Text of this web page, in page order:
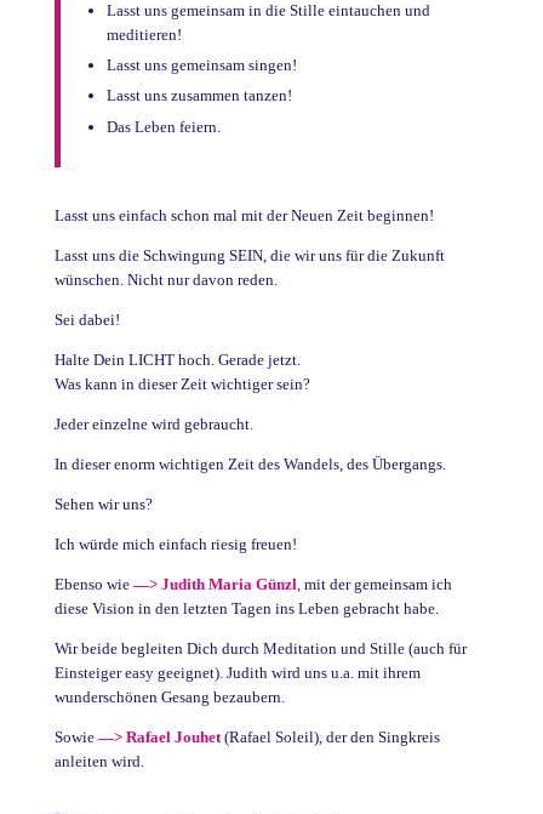
Lasst uns gemeinsam in die Stille eintauchen und
meditieren!
Lasst uns gemeinsam singen!
Lasst uns zusammen tanzen!
Das Leben feiern.
Lasst uns einfach schon mal mit der Neuen Zeit beginnen!
Lasst uns die Schwingung SEIN, die wir uns für die Zukunft
wünschen. Nicht nur davon reden.
Sei dabei!
Halte Dein LICHT hoch. Gerade jetzt.
Was kann in dieser Zeit wichtiger sein?
Jeder einzelne wird gebraucht.
In dieser enorm wichtigen Zeit des Wandels, des Übergangs.
Sehen wir uns?
Ich würde mich einfach riesig freuen!
Ebenso wie —> Judith Maria Günzl , mit der gemeinsam ich
diese Vision in den letzten Tagen ins Leben gebracht habe.
Wir beide begleiten Dich durch Meditation und Stille (auch für
Einsteiger easy geeignet). Judith wird uns u.a. mit ihrem
wunderschönen Gesang bezaubern.
Sowie —> Rafael Jouhet (Rafael Soleil), der den Singkreis
anleiten wird.